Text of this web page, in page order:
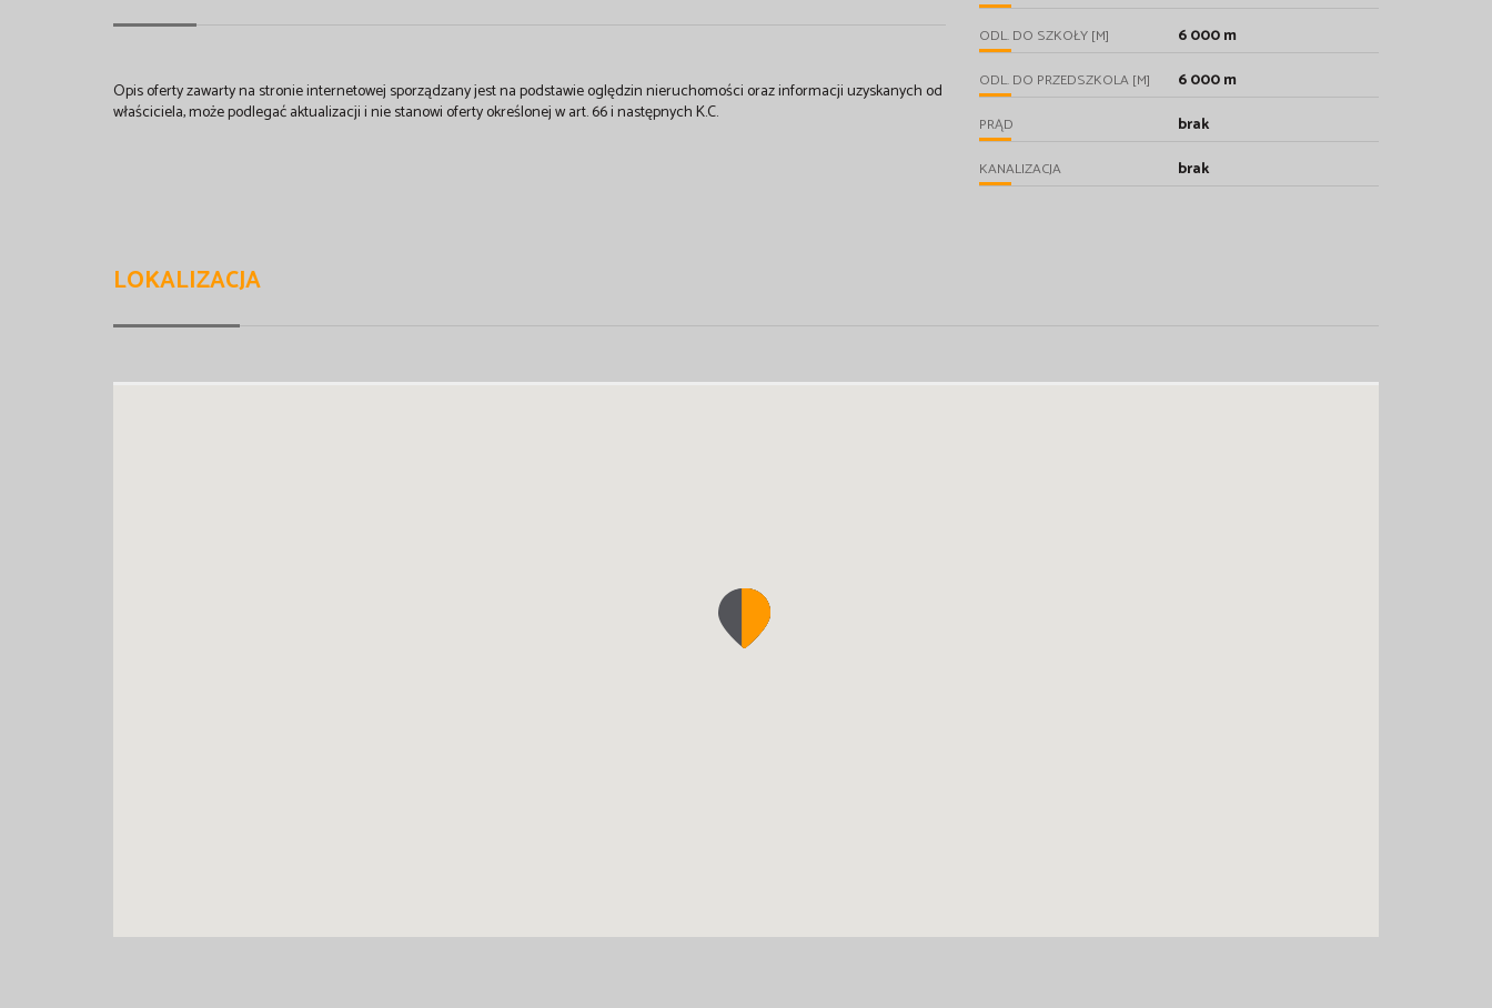
Opis oferty zawarty na stronie internetowej sporządzany jest na podstawie oględzin nieruchomości oraz informacji uzyskanych od
właściciela, może podlegać aktualizacji i nie stanowi oferty określonej w art. 66 i następnych K.C.
ODL. DO SZKOŁY [M] 6 000 m
ODL. DO PRZEDSZKOLA [M] 6 000 m
PRĄD brak
KANALIZACJA brak
LOKALIZACJA